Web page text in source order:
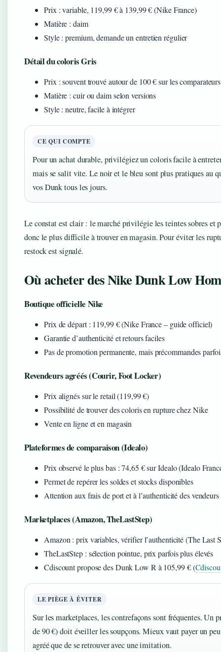
Prix : variable, 119,99 € à 139,99 € (Nike France)
Matière : daim
Style : premium, demande un entretien régulier
Détail du coloris Gris
Prix : souvent trouvé autour de 100 € sur les
Matière : cuir ou daim selon versions
Style : neutre, facile à intégrer
CE QUI COMPTE
Pour un achat durable, privilégiez un coloris facile à
mais se salit vite. Le noir et le bleu sont plus pratiques au
vos Dunk tous les jours.
Le constat est clair : le marché privilégie les teintes sobres et
donc le plus difficile à trouver en magasin. Pour éviter les
restock est signalé.
Où acheter des Nike Dunk Low
Boutique officielle Nike
Prix de départ : 119,99 € (Nike France – guide officiel)
Garantie d’authenticité et retours faciles
Pas de promotion permanente, mais précommandes
Revendeurs agréés (Courir, Foot Locker)
Prix alignés sur le retail (119,99 €)
Possibilité de trouver des coloris en rupture chez Nike
Vente en ligne et en magasin
Plateformes de comparaison (Idealo)
Prix observé le plus bas : 74,65 € sur Idealo (Idealo
Permet de repérer les soldes et stocks disponibles
Attention aux frais de port et à l’authenticité des vendeurs
Marketplaces (Amazon, TheLastStep)
Amazon : prix variables, vérifier l’authenticité (The Last
TheLastStep : sélection pointue, prix parfois plus élevés
Cdiscount propose des Dunk Low R à 105,99 € (
LE PIÈGE À ÉVITER
Sur les marketplaces, les contrefaçons sont fréquentes. Un
de 90 €) doit éveiller les soupçons. Mieux vaut payer un
agréé que de se retrouver avec une imitation.